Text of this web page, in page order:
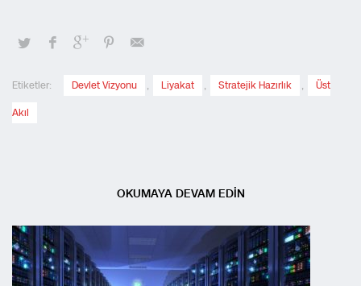
Etiketler: Devlet Vizyonu , Liyakat , Stratejik Hazırlık , Üst
Akıl
OKUMAYA DEVAM EDİN